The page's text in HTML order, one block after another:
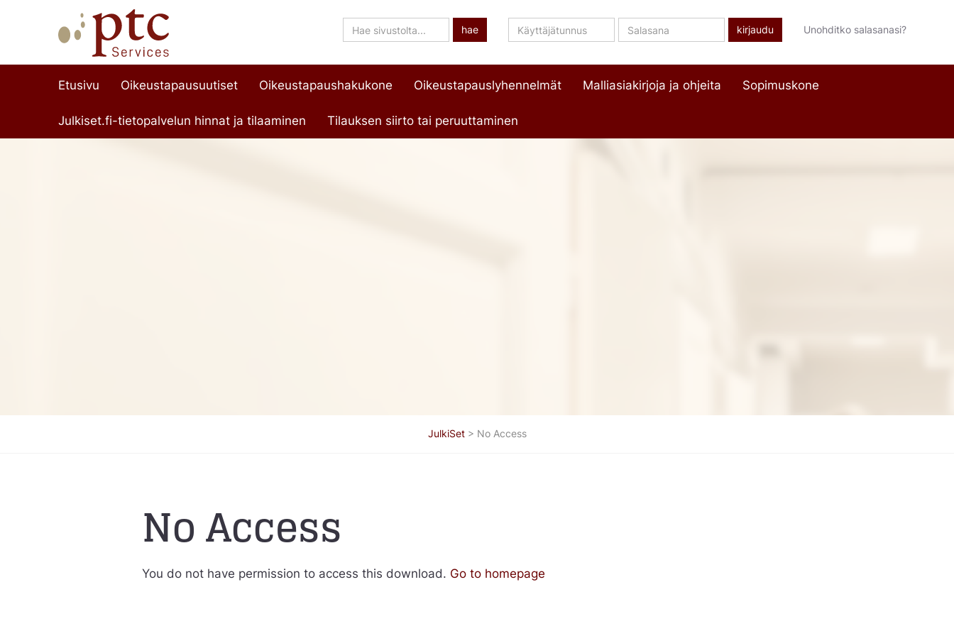
Hae
sivustolta
hae Käyttäjätunnus Salasana Unohditko salasanasi?
Etusivu Oikeustapausuutiset Oikeustapaushakukone Oikeustapauslyhennelmät Malliasiakirjoja ja ohjeita Sopimuskone
Julkiset.fi-tietopalvelun hinnat ja tilaaminen Tilauksen siirto tai peruuttaminen
JulkiSet> No Access
No Access
You do not have permission to access this download. Go to homepage